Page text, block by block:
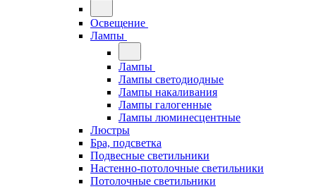
Освещение
Лампы
Лампы
Лампы светодиодные
Лампы накаливания
Лампы галогенные
Лампы люминесцентные
Люстры
Бра, подсветка
Подвесные светильники
Настенно-потолочные светильники
Потолочные светильники